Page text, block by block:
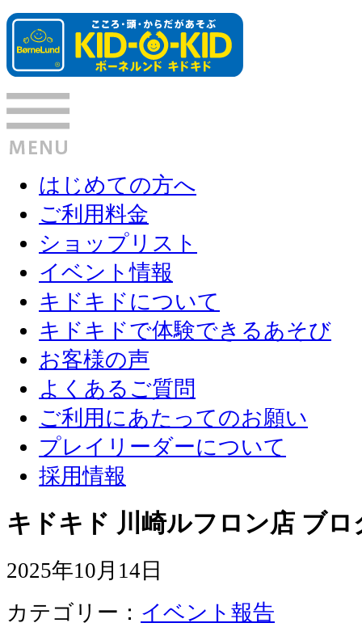
はじめての方へ
ご利用料金
ショップリスト
イベント情報
キドキドについて
キドキドで体験できるあそび
お客様の声
よくあるご質問
ご利用にあたってのお願い
プレイリーダーについて
採用情報
キドキド 川崎ルフロン店 ブロ
2025年10月14日
カテゴリー： イベント報告